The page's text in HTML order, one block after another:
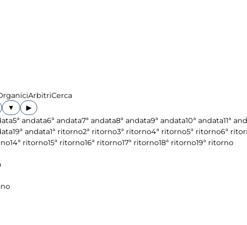
ArbitriCerca
▶
5ª andata6ª andata7ª andata8ª andata9ª andata10ª andata11ª
19ª andata1ª ritorno2ª ritorno3ª ritorno4ª ritorno5ª ritorno6ª
14ª ritorno15ª ritorno16ª ritorno17ª ritorno18ª ritorno19ª ritorno